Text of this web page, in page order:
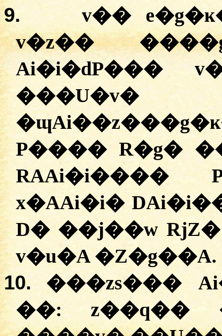
9.
v��
v�z��
Ai�i�dP���
P���� R�g�
RAAi�i����
x�AAi�i�
D� ��j��w
v�u�A �Z�g��A.
10.
���zs���
��: z��q��